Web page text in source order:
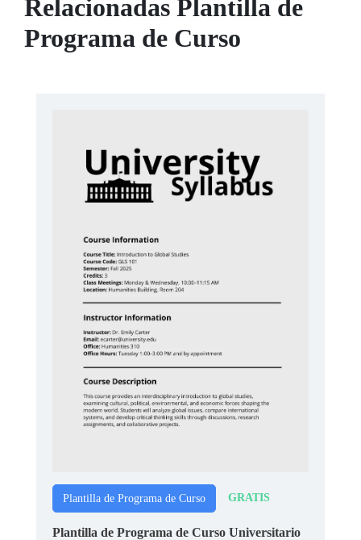
Relacionadas Plantilla de
Programa de Curso
Plantilla de Programa de Curso GRATIS
Plantilla de Programa de Curso Universitario